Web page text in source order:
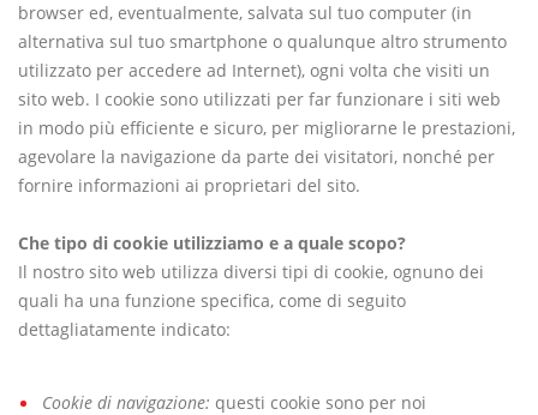
browser ed, eventualmente, salvata sul tuo computer (in
alternativa sul tuo smartphone o qualunque altro strumento
utilizzato per accedere ad Internet), ogni volta che visiti un
sito web. I cookie sono utilizzati per far funzionare i siti web
in modo più efficiente e sicuro, per migliorarne le prestazioni,
agevolare la navigazione da parte dei visitatori, nonché per
fornire informazioni ai proprietari del sito.
Che tipo di cookie utilizziamo e a quale scopo?
Il nostro sito web utilizza diversi tipi di cookie, ognuno dei
quali ha una funzione specifica, come di seguito
dettagliatamente indicato:
Cookie di navigazione: questi cookie sono per noi